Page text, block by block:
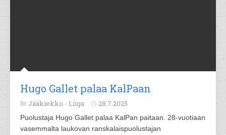
Hugo Gallet palaa KalPaan
Jääkiekko - Liiga 28.7.2025
Puolustaja Hugo Gallet palaa KalPan paitaan. 28-vuotiaan
vasemmalta laukovan ranskalaispuolustajan